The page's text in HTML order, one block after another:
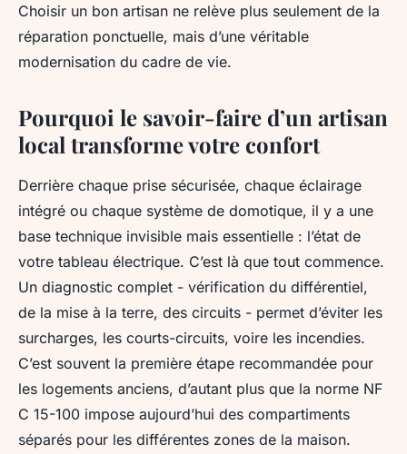
Choisir un bon artisan ne relève plus seulement de la
réparation ponctuelle, mais d’une véritable
modernisation du cadre de vie.
Pourquoi le savoir-faire d’un artisan
local transforme votre confort
Derrière chaque prise sécurisée, chaque éclairage
intégré ou chaque système de domotique, il y a une
base technique invisible mais essentielle : l’état de
votre tableau électrique. C’est là que tout commence.
Un diagnostic complet - vérification du différentiel,
de la mise à la terre, des circuits - permet d’éviter les
surcharges, les courts-circuits, voire les incendies.
C’est souvent la première étape recommandée pour
les logements anciens, d’autant plus que la norme NF
C 15-100 impose aujourd’hui des compartiments
séparés pour les différentes zones de la maison.